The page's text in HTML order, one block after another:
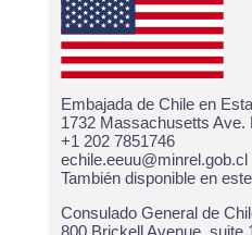
Embajada de Chile en
1732 Massachusetts Ave.
+1 202 7851746
echile.eeuu@minrel.gob.cl
También disponibleen
Consulado General de